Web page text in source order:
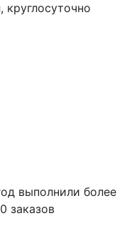
круглосуточно
выполнили более
заказов